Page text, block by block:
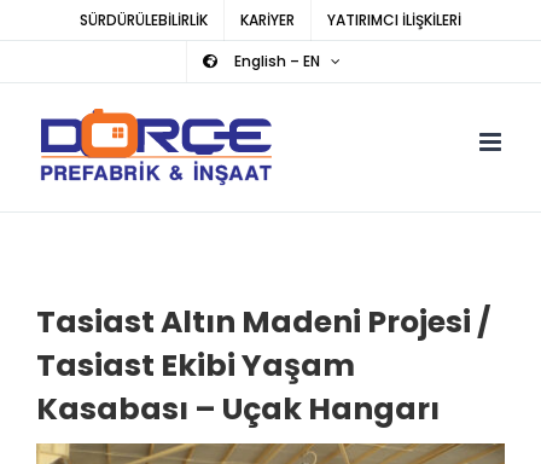
SÜRDÜRÜLEBİLİRLİK KARİYER
YATIRIMCI İLİŞKİLERİ
English – EN
Tasiast Altın Madeni Projesi /
Tasiast Ekibi Yaşam
Kasabası – Uçak Hangarı